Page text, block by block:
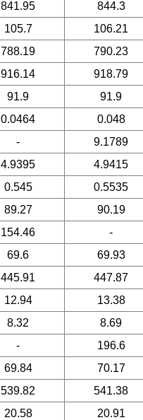
841.95
844.3
105.7
106.21
788.19
790.23
916.14
918.79
91.9
91.9
0.0464
0.048
-
9.1789
4.9395
4.9415
0.545
0.5535
89.27
90.19
154.46
-
69.6
69.93
445.91
447.87
12.94
13.38
8.32
8.69
-
196.6
69.84
70.17
539.82
541.38
20.58
20.91